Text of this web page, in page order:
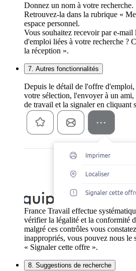
Donnez un nom à votre recherche.
Retrouvez-la dans la rubrique «
espace personnel.
Vous souhaitez recevoir par e-mail
d'emploi liées à votre recherche ?
la réception ».
7. Autres fonctionnalités
Depuis le détail de l'offre
votre sélection, l'envoyer à un
de travail et la signaler en cliquant
France Travail effectue
vérifier la légalité et la conformité
malgré ces contrôles vous
inappropriés, vous pouvez nous le
« Signaler cette offre ».
8. Suggestions de recherche